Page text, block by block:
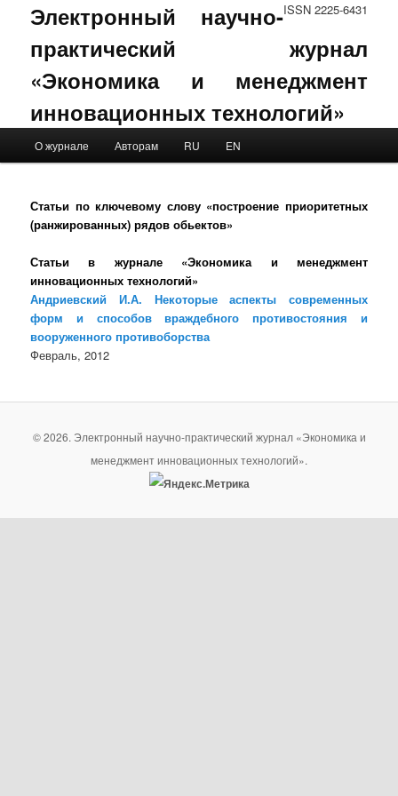
ISSN 2225-6431
Электронный научно-
практический журнал
«Экономика и менеджмент
инновационных технологий»
Skip to primary content
Skip to secondary content
О журнале Авторам RU EN
Статьи по ключевому слову «построение приоритетных
(ранжированных) рядов обьектов»
Статьи в журнале «Экономика и менеджмент
инновационных технологий»
Андриевский И.А. Некоторые аспекты современных
форм и способов враждебного противостояния и
вооруженного противоборства
Февраль, 2012
© 2026. Электронный научно-практический журнал «Экономика и
менеджмент инновационных технологий».